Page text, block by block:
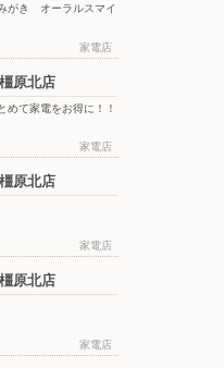
冷たさ長持ち！トリプルメガアイ
がき オーラルスマイ
家電店
原北店
めて家電をお得に！！
家電店
原北店
家電店
原北店
家電店